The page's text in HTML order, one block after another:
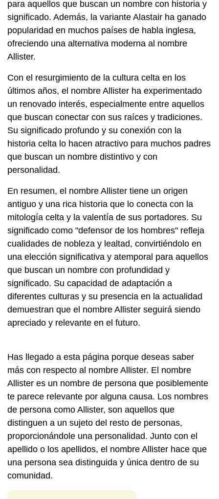
para aquellos que buscan un nombre con historia y
significado. Además, la variante Alastair ha ganado
popularidad en muchos países de habla inglesa,
ofreciendo una alternativa moderna al nombre
Allister.
Con el resurgimiento de la cultura celta en los
últimos años, el nombre Allister ha experimentado
un renovado interés, especialmente entre aquellos
que buscan conectar con sus raíces y tradiciones.
Su significado profundo y su conexión con la
historia celta lo hacen atractivo para muchos padres
que buscan un nombre distintivo y con
personalidad.
En resumen, el nombre Allister tiene un origen
antiguo y una rica historia que lo conecta con la
mitología celta y la valentía de sus portadores. Su
significado como "defensor de los hombres" refleja
cualidades de nobleza y lealtad, convirtiéndolo en
una elección significativa y atemporal para aquellos
que buscan un nombre con profundidad y
significado. Su capacidad de adaptación a
diferentes culturas y su presencia en la actualidad
demuestran que el nombre Allister seguirá siendo
apreciado y relevante en el futuro.
Has llegado a esta página porque deseas saber
más con respecto al nombre Allister. El nombre
Allister es un nombre de persona que posiblemente
te parece relevante por alguna causa. Los nombres
de persona como Allister, son aquellos que
distinguen a un sujeto del resto de personas,
proporcionándole una personalidad. Junto con el
apellido o los apellidos, el nombre Allister hace que
una persona sea distinguida y única dentro de su
comunidad.